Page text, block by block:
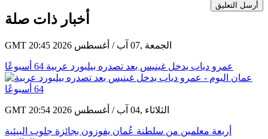
أرسل التعليق
أخبار ذات صلة
GMT 20:45 2026 الجمعة ,07 آب / أغسطس
عمرو دياب يدخل غينيس بعد تصدره بيلبورد عربية 64 أسبوعًا
GMT 20:54 2026 الثلاثاء ,04 آب / أغسطس
أربعة معلمين من سلطنة عُمان يفوزون بجائزة جلوب البيئية